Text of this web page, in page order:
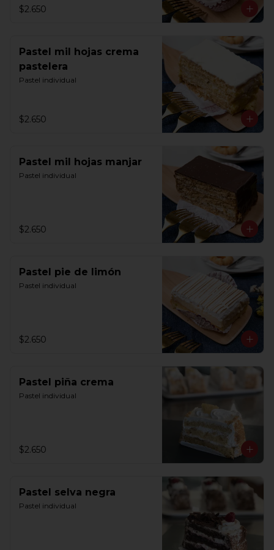
$2.650
Pastel mil hojas crema
pastelera
Pastel individual
$2.650
Pastel mil hojas manjar
Pastel individual
$2.650
Pastel pie de limón
Pastel individual
$2.650
Pastel piña crema
Pastel individual
$2.650
Pastel selva negra
Pastel individual